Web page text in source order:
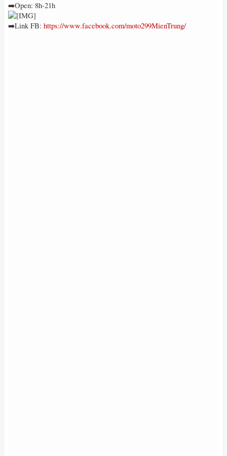
➡️Open: 8h-21h
➡️Link FB: https://www.facebook.com/moto299MienTrung/